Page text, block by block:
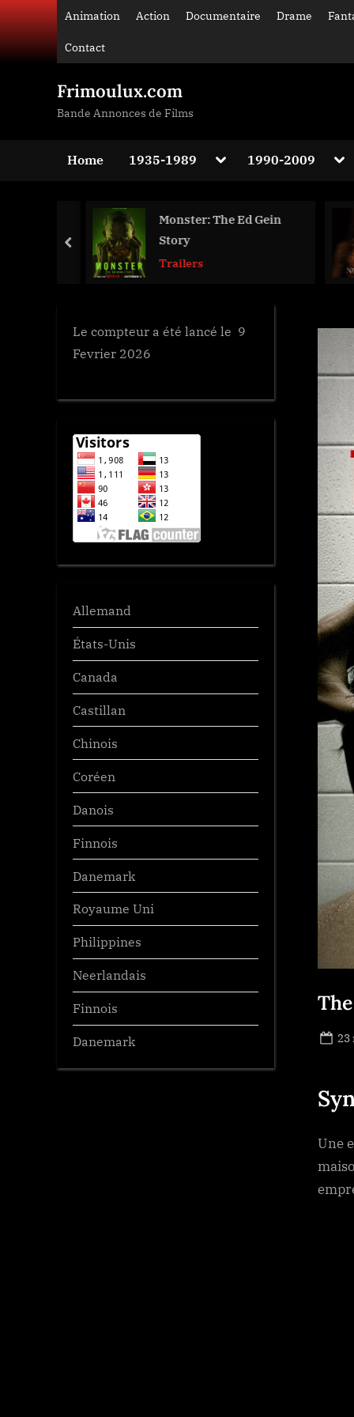
Skip
to
content
Animation Action Documentaire Drame
Contact
Frimoulux.com
Bande Annonces de Films
Home 1935-1989 Toggle
menu
1990-2009
Monster: The Ed Gein
Story
Trailers
prev
23
Une
Le compteur a été lancé le 9
Fevrier 2026
Allemand
États-Unis
Canada
Castillan
Chinois
Coréen
Danois
Finnois
Danemark
Royaume Uni
Philippines
Neerlandais
Finnois
Danemark